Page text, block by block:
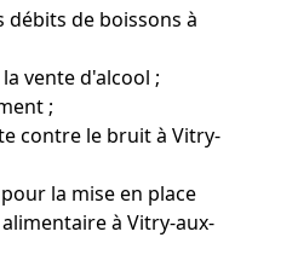
de boissons à
vente d'alcool ;
;
contre le bruit à Vitry-
la mise en place
à Vitry-aux-